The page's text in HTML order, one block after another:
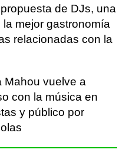
de DJs, una
mejor gastronomía
relacionadas con la
Mahou vuelve a
con la música en
y público por